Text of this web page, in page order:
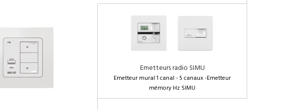
Emetteurs radio SIMU
Emetteur mural 1 canal - 5 canaux -Emetteur
mémory Hz SIMU